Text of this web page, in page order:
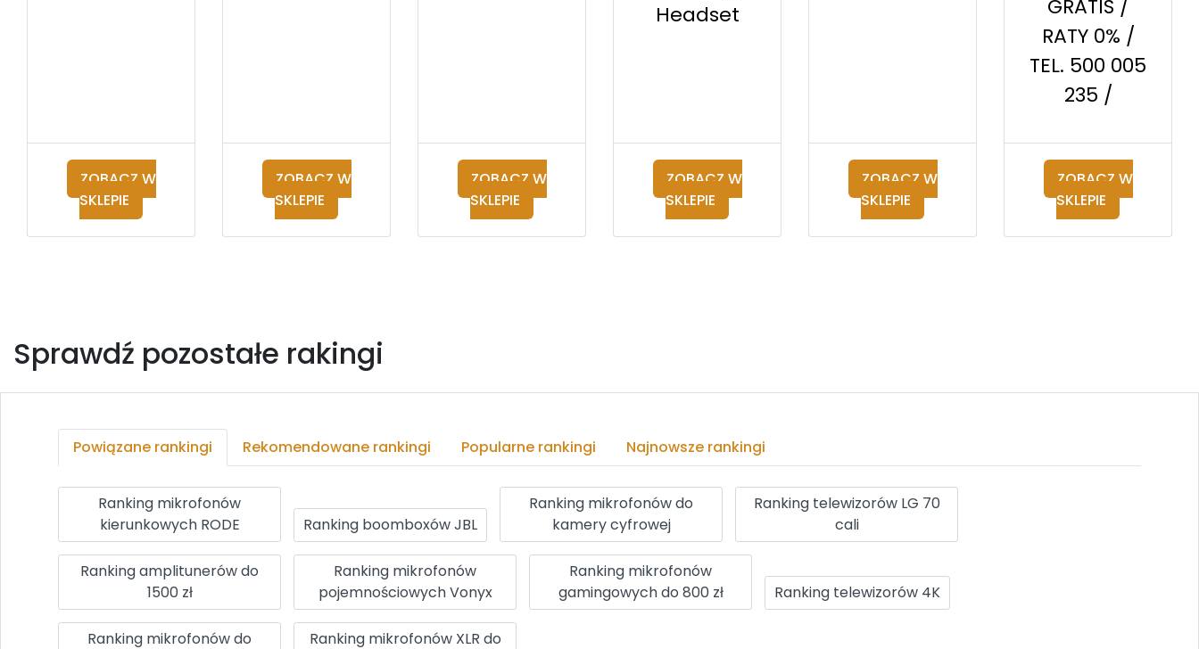
ZOBACZ W
SKLEPIE
ZOBACZ W
SKLEPIE
ZOBACZ W
SKLEPIE
Headset
ZOBACZ W
SKLEPIE
ZOBACZ W
SKLEPIE
GRATIS /
RATY 0% /
TEL. 500 005
235 /
ZOBACZ W
SKLEPIE
Sprawdź pozostałe rakingi
Powiązane rankingi Rekomendowane rankingi Popularne rankingi Najnowsze rankingi
Ranking mikrofonów
kierunkowych RODE
Ranking boomboxów JBL
Ranking mikrofonów do
kamery cyfrowej
Ranking telewizorów LG 70
cali
Ranking amplitunerów do
1500 zł
Ranking mikrofonów
pojemnościowych Vonyx
Ranking mikrofonów
gamingowych do 800 zł
Ranking telewizorów 4K
Ranking mikrofonów do
Ranking mikrofonów XLR do